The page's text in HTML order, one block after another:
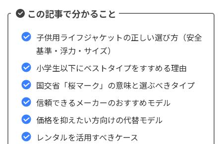
この記事で分かること
子供用ライフジャケットの正しい選び方（安全
基準・浮力・サイズ）
小学生以下にベストタイプをすすめる理由
国交省「桜マーク」の意味と選ぶべきタイプ
信頼できるメーカーのおすすめモデル
価格を抑えたい方向けの代替モデル
レンタルを活用すべきケース